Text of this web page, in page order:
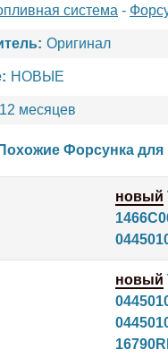
система -
Оригинал
НОВЫЕ
12 месяцев
Похожие Форсунка для
новый
новый